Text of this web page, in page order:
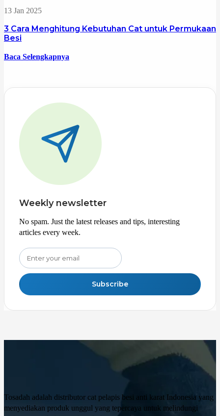
13 Jan 2025
3 Cara Menghitung Kebutuhan Cat untuk Permukaan
Besi
Baca Selengkapnya
Weekly newsletter
No spam. Just the latest releases and tips, interesting
articles every week.
Subscribe
Tosadah adalah distributor cat pelapis besi anti karat Indonesia yang
menyediakan produk unggul yang tepercaya untuk melindungi